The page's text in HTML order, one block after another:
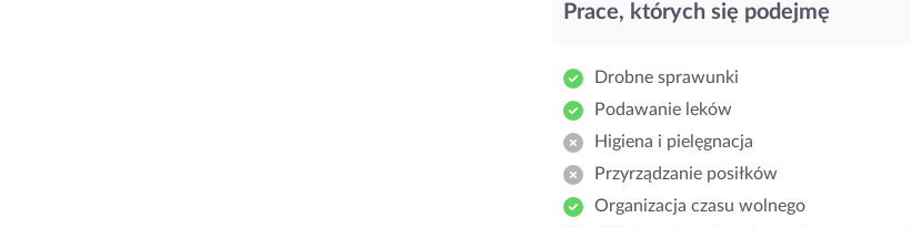
Prace, których się podejmę
Drobne sprawunki
Podawanie leków
Higiena i pielęgnacja
Przyrządzanie posiłków
Organizacja czasu wolnego